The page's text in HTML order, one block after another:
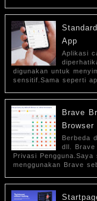
App
Aplikasi
digunakan untuk
sensitif.Sama seperti
Brave
Berbeda
dll. Brave
Privasi
menggunakan Brave